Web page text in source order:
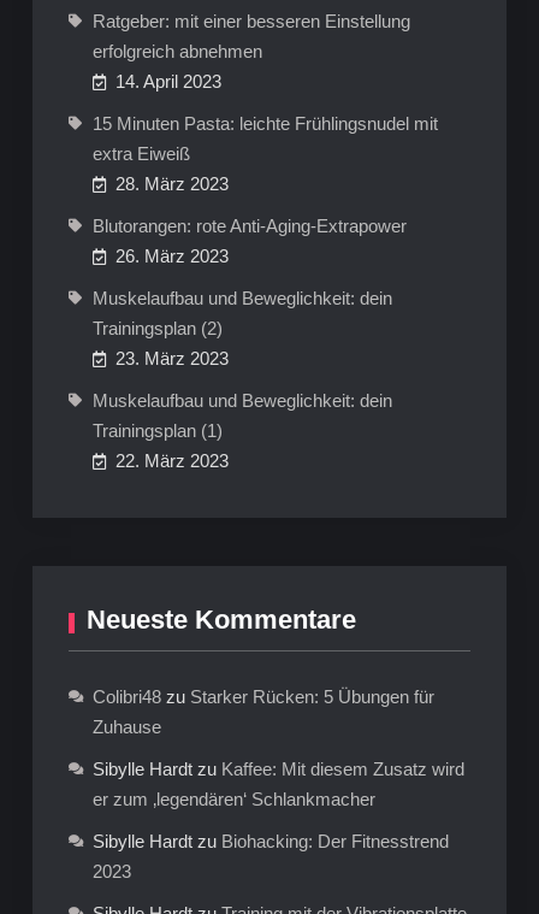
Ratgeber: mit einer besseren Einstellung
erfolgreich abnehmen
14. April 2023
15 Minuten Pasta: leichte Frühlingsnudel mit
extra Eiweiß
28. März 2023
Blutorangen: rote Anti-Aging-Extrapower
26. März 2023
Muskelaufbau und Beweglichkeit: dein
Trainingsplan (2)
23. März 2023
Muskelaufbau und Beweglichkeit: dein
Trainingsplan (1)
22. März 2023
Neueste Kommentare
Colibri48zu Starker Rücken: 5 Übungen für
Zuhause
Sibylle Hardtzu Kaffee: Mit diesem Zusatz wird
er zum ‚legendären‘ Schlankmacher
Sibylle Hardtzu Biohacking: Der Fitnesstrend
2023